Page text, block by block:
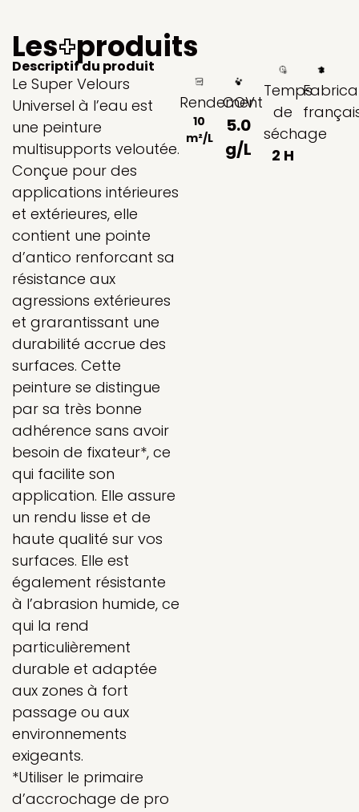
Les+produits
Descriptif du produit
Le Super Velours
Universel à l’eau est
une peinture
multisupports veloutée.
Conçue pour des
applications intérieures
et extérieures, elle
contient une pointe
d’antico renforcant sa
résistance aux
agressions extérieures
et grarantissant une
durabilité accrue des
surfaces. Cette
peinture se distingue
par sa très bonne
adhérence sans avoir
besoin de fixateur*, ce
qui facilite son
application. Elle assure
un rendu lisse et de
haute qualité sur vos
surfaces. Elle est
également résistante
à l’abrasion humide, ce
qui la rend
particulièrement
durable et adaptée
aux zones à fort
passage ou aux
environnements
exigeants.
*Utiliser le primaire
d’accrochage de pro
Rendement
10
m²/L
COV
5.0
g/L
Temps
de
séchage
2 H